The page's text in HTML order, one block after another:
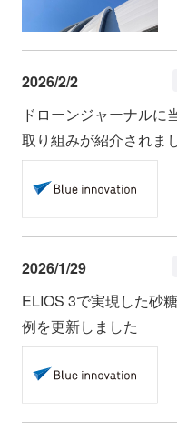
2026/2/2
ドローンジャーナルに
取り組みが紹介されま
2026/1/29
ELIOS 3で実現した砂
例を更新しました